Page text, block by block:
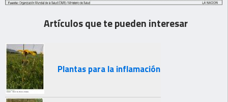
Artículos que te pueden interesar
Plantas para la inflamación